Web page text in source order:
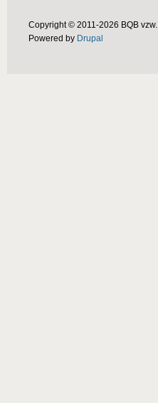
Copyright © 2011-2026 BQB vzw.
Powered by Drupal